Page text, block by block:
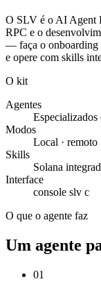
O SLV é o AI Agent
RPC e o
— faça o onboarding
e opere com skills
O kit
Agentes
Especializados
Modos
Local · remoto
Skills
Solana
Interface
console slv c
O que o agente faz
Um agente
01